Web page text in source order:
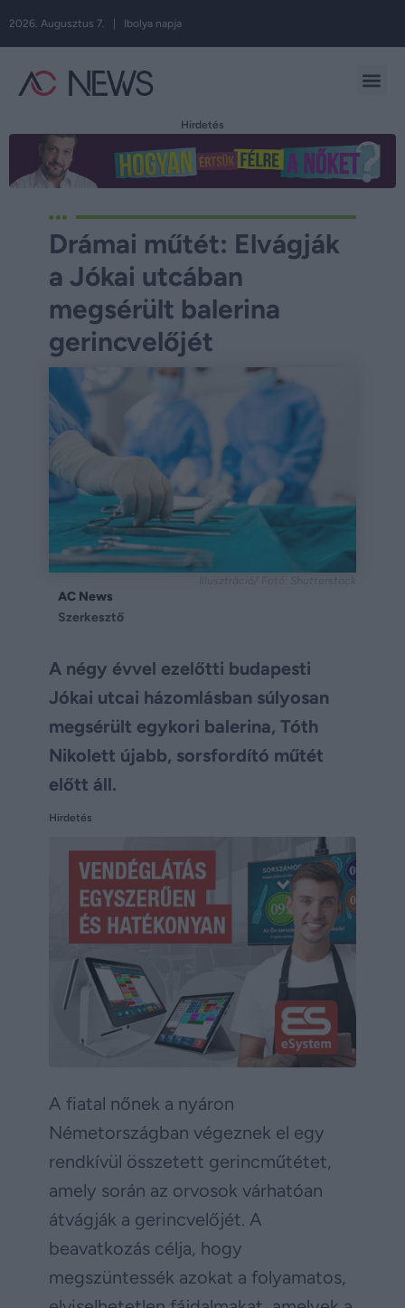
2026. Augusztus 7. | Ibolya napja
Hirdetés
Drámai műtét: Elvágják
a Jókai utcában
megsérült balerina
gerincvelőjét
AC News
Szerkesztő
A négy évvel ezelőtti budapesti
Jókai utcai házomlásban súlyosan
megsérült egykori balerina, Tóth
Nikolett újabb, sorsfordító műtét
előtt áll.
Hirdetés
A fiatal nőnek a nyáron
Németországban végeznek el egy
rendkívül összetett gerincműtétet,
amely során az orvosok várhatóan
átvágják a gerincvelőjét. A
beavatkozás célja, hogy
megszüntessék azokat a folyamatos,